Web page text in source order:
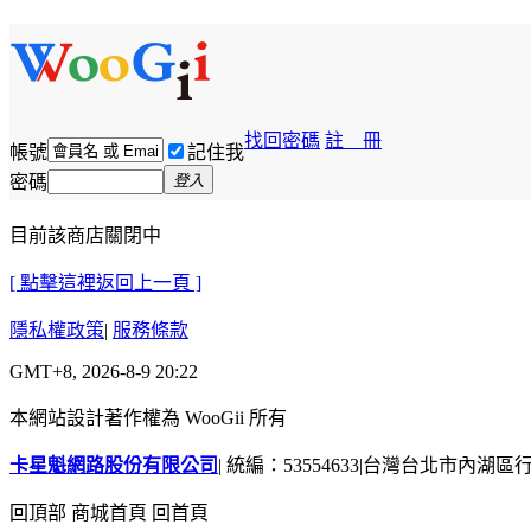
帳號 記住我
找回密碼 註 冊
密碼 登入
目前該商店關閉中
[ 點擊這裡返回上一頁 ]
隱私權政策| 服務條款
GMT+8, 2026-8-9 20:22
本網站設計著作權為 WooGii 所有
卡星魁網路股份有限公司 | 統編：53554633|台灣台北市內湖區
回頂部 商城首頁 回首頁